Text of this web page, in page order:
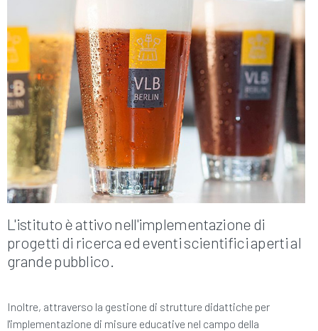
L'istituto è attivo nell'implementazione di
progetti di ricerca ed eventi scientifici aperti al
grande pubblico.
Inoltre, attraverso la gestione di strutture didattiche per
l'implementazione di misure educative nel campo della